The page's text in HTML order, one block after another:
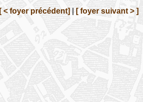
[ < foyer précédent] [ foyer suivant > ]